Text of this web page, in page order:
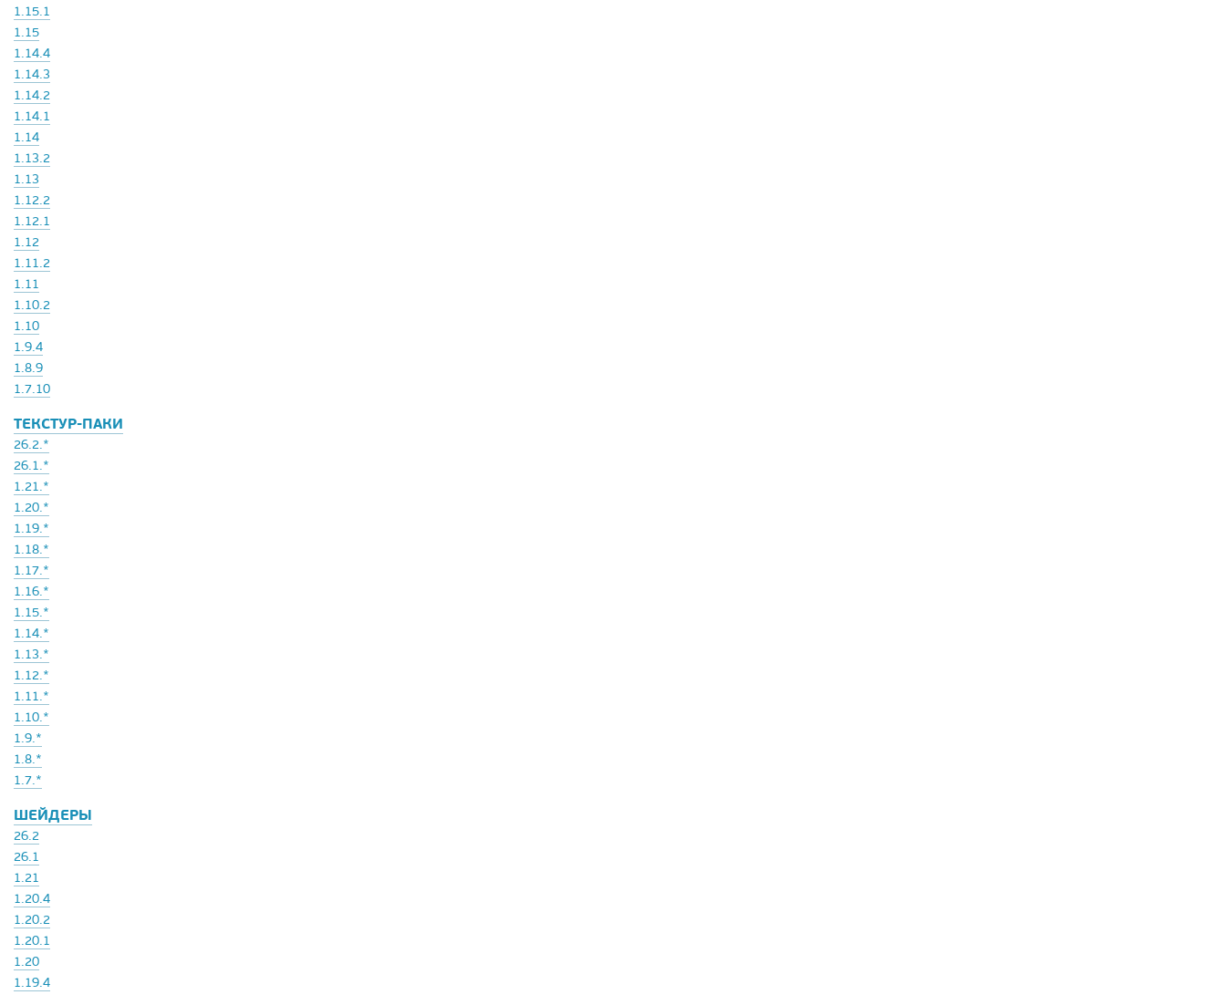
1.15.1
1.15
1.14.4
1.14.3
1.14.2
1.14.1
1.14
1.13.2
1.13
1.12.2
1.12.1
1.12
1.11.2
1.11
1.10.2
1.10
1.9.4
1.8.9
1.7.10
ТЕКСТУР-ПАКИ
26.2.*
26.1.*
1.21.*
1.20.*
1.19.*
1.18.*
1.17.*
1.16.*
1.15.*
1.14.*
1.13.*
1.12.*
1.11.*
1.10.*
1.9.*
1.8.*
1.7.*
ШЕЙДЕРЫ
26.2
26.1
1.21
1.20.4
1.20.2
1.20.1
1.20
1.19.4